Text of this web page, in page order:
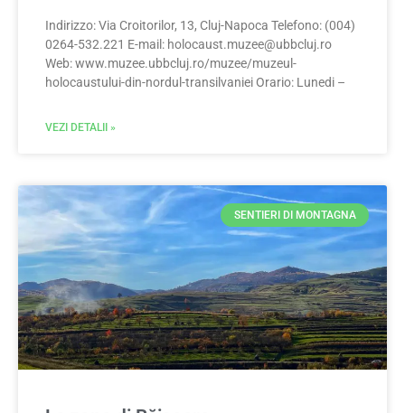
Indirizzo: Via Croitorilor, 13, Cluj-Napoca Telefono: (004)
0264-532.221 E-mail: holocaust.muzee@ubbcluj.ro
Web: www.muzee.ubbcluj.ro/muzee/muzeul-
holocaustului-din-nordul-transilvaniei Orario: Lunedi –
VEZI DETALII »
SENTIERI DI MONTAGNA